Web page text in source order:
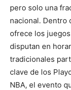
pero solo una
nacional. Dentro
ofrece los
disputan en
tradicionales
clave de los
NBA, el evento